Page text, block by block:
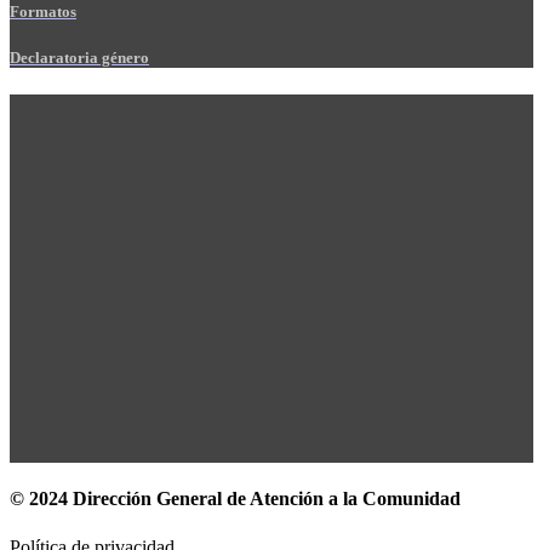
Formatos
Declaratoria género
© 2024 Dirección General de Atención a la Comunidad